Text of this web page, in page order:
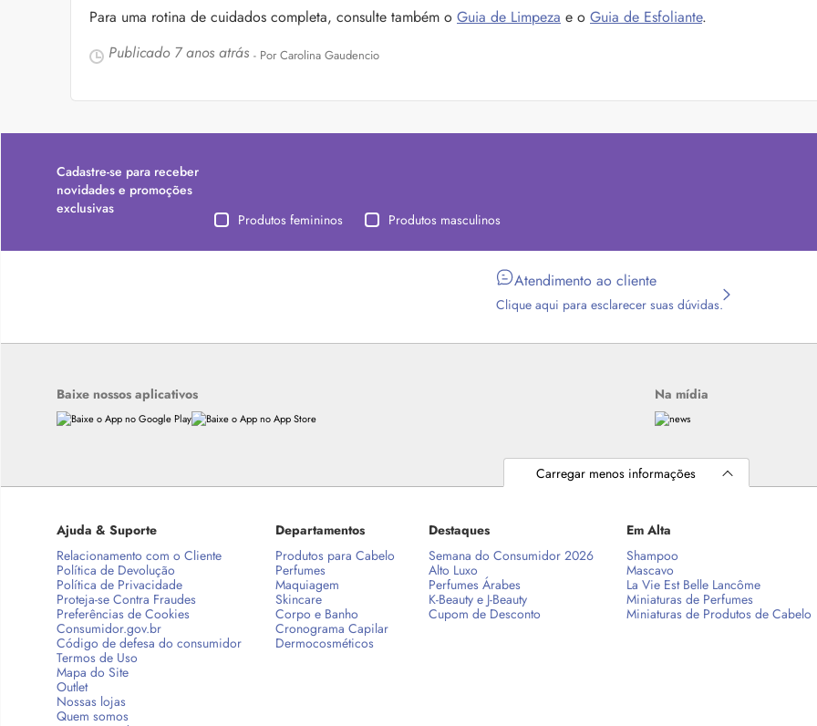
Para uma rotina de cuidados completa, consulte também o Guia de Limpeza e o Guia de Esfoliante.
Publicado7 anos atrás - Por Carolina Gaudencio
Cadastre-se para receber
novidades e promoções
exclusivas
Produtos femininos Produtos masculinos
Atendimento ao cliente
Clique aqui para esclarecer suas dúvidas.
Baixe nossos aplicativos Na mídia
Carregar menos informações
Ajuda & Suporte
Relacionamento com o Cliente
Política de Devolução
Política de Privacidade
Proteja-se Contra Fraudes
Preferências de Cookies
Consumidor.gov.br
Código de defesa do consumidor
Termos de Uso
Mapa do Site
Outlet
Nossas lojas
Quem somos
Departamentos
Produtos para Cabelo
Perfumes
Maquiagem
Skincare
Corpo e Banho
Cronograma Capilar
Dermocosméticos
Destaques
Semana do Consumidor 2026
Alto Luxo
Perfumes Árabes
K-Beauty e J-Beauty
Cupom de Desconto
Em Alta
Shampoo
Mascavo
La Vie Est Belle Lancôme
Miniaturas de Perfumes
Miniaturas de Produtos de Cabelo